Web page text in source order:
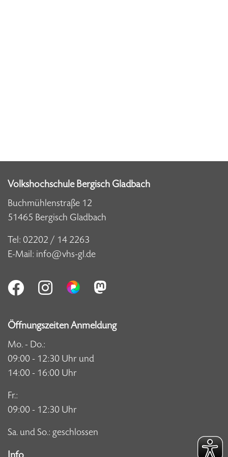
Volkshochschule Bergisch Gladbach
Buchmühlenstraße 12
51465 Bergisch Gladbach
Tel: 02202 / 14 2263
E-Mail: info@vhs-gl.de
Öffnungszeiten Anmeldung
Mo. - Do.:
09:00 - 12:30 Uhr und
14:00 - 16:00 Uhr
Fr.:
09:00 - 12:30 Uhr
Sa. und So.: geschlossen